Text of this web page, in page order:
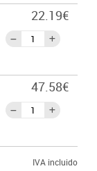
22.19€
47.58€
IVA incluido